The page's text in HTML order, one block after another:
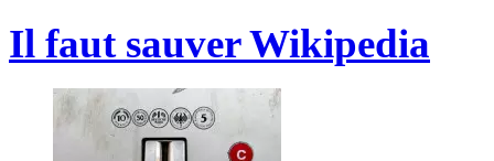
Il faut sauver Wikipedia